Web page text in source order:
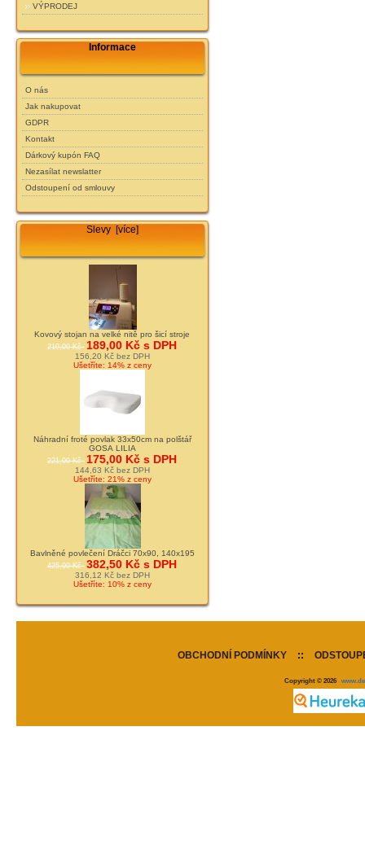
VÝPRODEJ
Informace
O nás
Jak nakupovat
GDPR
Kontakt
Dárkový kupón FAQ
Nezasílat newslatter
Odstoupení od smlouvy
Slevy [více]
Kovový stojan na velké nitě pro šicí stroje
219,00 Kč 189,00 Kč s DPH
156,20 Kč bez DPH
Ušetříte: 14% z ceny
Náhradní froté povlak 33x50cm na polštář
GOSA LILIA
221,00 Kč 175,00 Kč s DPH
144,63 Kč bez DPH
Ušetříte: 21% z ceny
Bavlněné povlečení Dráčci 70x90, 140x195
425,00 Kč 382,50 Kč s DPH
316,12 Kč bez DPH
Ušetříte: 10% z ceny
OBCHODNÍ PODMÍNKY ::
Copyright © 2026